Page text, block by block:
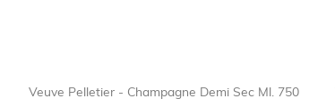
Veuve Pelletier - Champagne Demi Sec Ml. 750